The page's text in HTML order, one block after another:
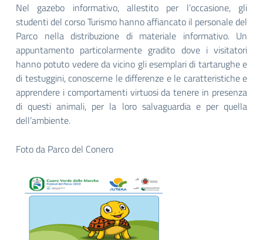
Nel gazebo informativo, allestito per l’occasione, gli
studenti del corso Turismo hanno affiancato il personale del
Parco nella distribuzione di materiale informativo. Un
appuntamento particolarmente gradito dove i visitatori
hanno potuto vedere da vicino gli esemplari di tartarughe e
di testuggini, conoscerne le differenze e le caratteristiche e
apprendere i comportamenti virtuosi da tenere in presenza
di questi animali, per la loro salvaguardia e per quella
dell’ambiente.
Foto da Parco del Conero